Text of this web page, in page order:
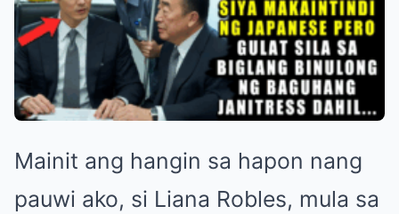
Mainit ang hangin sa hapon nang
pauwi ako, si Liana Robles, mula sa